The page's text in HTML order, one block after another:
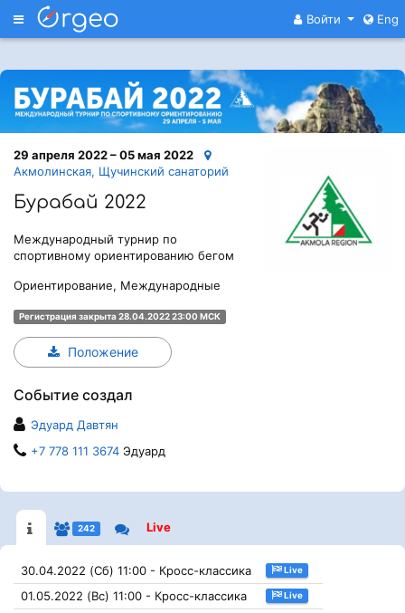
Меню Войти Eng
29 апреля 2022 – 05 мая 2022
Акмолинская, Щучинский санаторий
Бурабай 2022
Международный турнир по
спортивному ориентированию бегом
Ориентирование, Международные
Регистрация закрыта 28.04.2022 23:00 МСК
Положение
Событие создал
Эдуард Давтян
+7 778 111 3674 Эдуард
242 Live
30.04.2022 (Сб) 11:00 - Кросс-классика Live
01.05.2022 (Вс) 11:00 - Кросс-классика Live